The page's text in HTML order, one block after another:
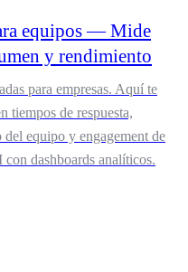
equipos — Mide
y rendimiento
para empresas. Aquí te
tiempos de respuesta,
equipo y engagement de
dashboards analíticos.